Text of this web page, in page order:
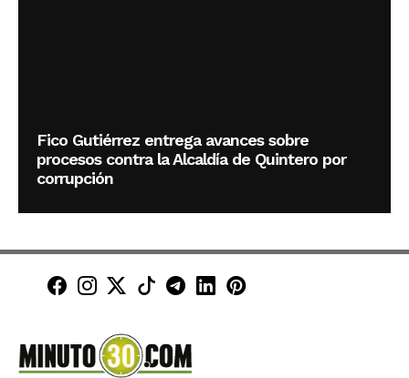
Fico Gutiérrez entrega avances sobre
procesos contra la Alcaldía de Quintero por
corrupción
Minuto30 en Facebook
Minuto30 en Instagram
Minuto30 en X (Twitter)
Minuto30 en TikTok
Canal de Minuto30 en
Minuto30 en LinkedIn
Minuto30 en